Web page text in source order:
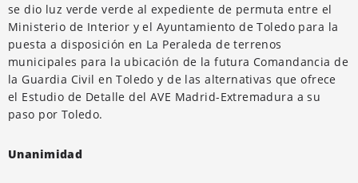
se dio luz verde verde al expediente de permuta entre el
Ministerio de Interior y el Ayuntamiento de Toledo para la
puesta a disposición en La Peraleda de terrenos
municipales para la ubicación de la futura Comandancia de
la Guardia Civil en Toledo y de las alternativas que ofrece
el Estudio de Detalle del AVE Madrid-Extremadura a su
paso por Toledo.
Unanimidad